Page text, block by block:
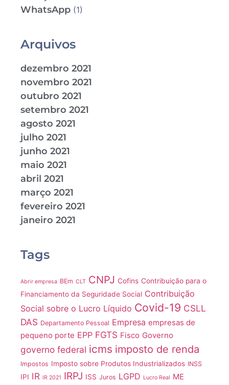
WhatsApp (1)
Arquivos
dezembro 2021
novembro 2021
outubro 2021
setembro 2021
agosto 2021
julho 2021
junho 2021
maio 2021
abril 2021
março 2021
fevereiro 2021
janeiro 2021
Tags
Abrir empresa BEm CLT CNPJ Cofins Contribuição para o
Financiamento da Seguridade Social Contribuição
Social sobre o Lucro Líquido Covid-19 CSLL
DAS Departamento Pessoal Empresa empresas de
pequeno porte EPP FGTS Fisco Governo
governo federal icms imposto de renda
Impostos Imposto sobre Produtos Industrializados INSS
IPI IR IR 2021 IRPJ ISS Juros LGPD Lucro Real ME